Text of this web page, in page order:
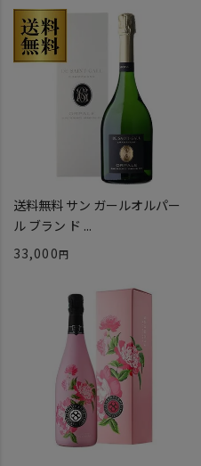
送料無料 サン ガールオルパー
ル ブラン ド ...
33,000